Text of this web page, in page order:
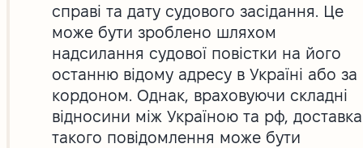
справі та дату судового засідання. Це
може бути зроблено шляхом
надсилання судової повістки на його
останню відому адресу в Україні або за
кордоном. Однак, враховуючи складні
відносини між Україною та рф, доставка
такого повідомлення може бути